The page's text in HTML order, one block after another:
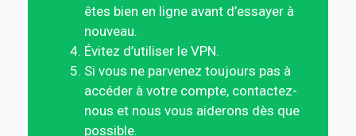
êtes bien en ligne avant d’essayer à
nouveau.
Évitez d’utiliser le VPN.
Si vous ne parvenez toujours pas à
accéder à votre compte, contactez-
nous et nous vous aiderons dès que
possible.